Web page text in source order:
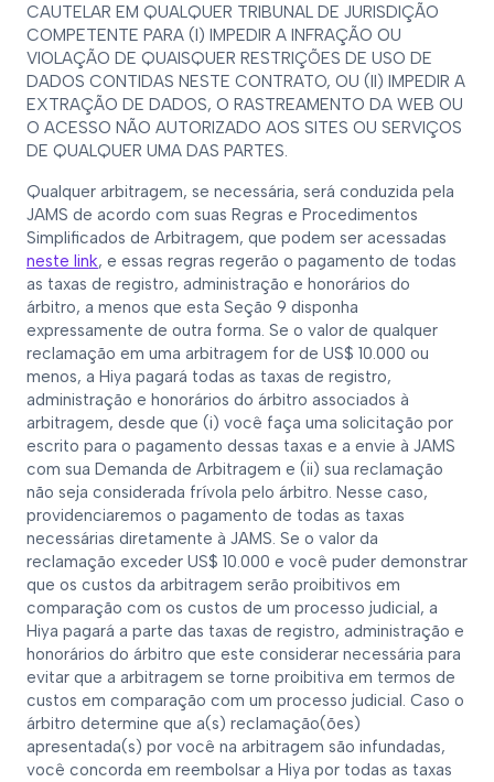
CAUTELAR EM QUALQUER TRIBUNAL DE JURISDIÇÃO
COMPETENTE PARA (I) IMPEDIR A INFRAÇÃO OU
VIOLAÇÃO DE QUAISQUER RESTRIÇÕES DE USO DE
DADOS CONTIDAS NESTE CONTRATO, OU (II) IMPEDIR A
EXTRAÇÃO DE DADOS, O RASTREAMENTO DA WEB OU
O ACESSO NÃO AUTORIZADO AOS SITES OU SERVIÇOS
DE QUALQUER UMA DAS PARTES.
Qualquer arbitragem, se necessária, será conduzida pela
JAMS de acordo com suas Regras e Procedimentos
Simplificados de Arbitragem, que podem ser acessadas
neste link, e essas regras regerão o pagamento de todas
as taxas de registro, administração e honorários do
árbitro, a menos que esta Seção 9 disponha
expressamente de outra forma. Se o valor de qualquer
reclamação em uma arbitragem for de US$ 10.000 ou
menos, a Hiya pagará todas as taxas de registro,
administração e honorários do árbitro associados à
arbitragem, desde que (i) você faça uma solicitação por
escrito para o pagamento dessas taxas e a envie à JAMS
com sua Demanda de Arbitragem e (ii) sua reclamação
não seja considerada frívola pelo árbitro. Nesse caso,
providenciaremos o pagamento de todas as taxas
necessárias diretamente à JAMS. Se o valor da
reclamação exceder US$ 10.000 e você puder demonstrar
que os custos da arbitragem serão proibitivos em
comparação com os custos de um processo judicial, a
Hiya pagará a parte das taxas de registro, administração e
honorários do árbitro que este considerar necessária para
evitar que a arbitragem se torne proibitiva em termos de
custos em comparação com um processo judicial. Caso o
árbitro determine que a(s) reclamação(ões)
apresentada(s) por você na arbitragem são infundadas,
você concorda em reembolsar a Hiya por todas as taxas